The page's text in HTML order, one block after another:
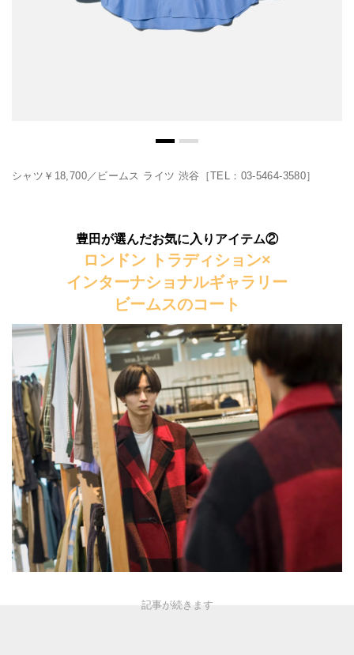
シャツ￥18,700／ビームス ライツ 渋谷［TEL：03-5464-3580］
豊田が選んだお気に入りアイテム②
ロンドン トラディション×
インターナショナルギャラリー
ビームスのコート